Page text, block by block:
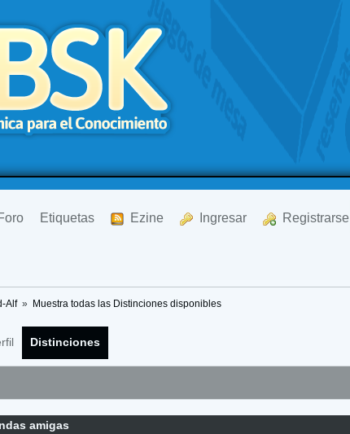
Etiquetas Ezine Ingresar Registrarse
Alf » Muestra todas las Distinciones disponibles
Distinciones
amigas